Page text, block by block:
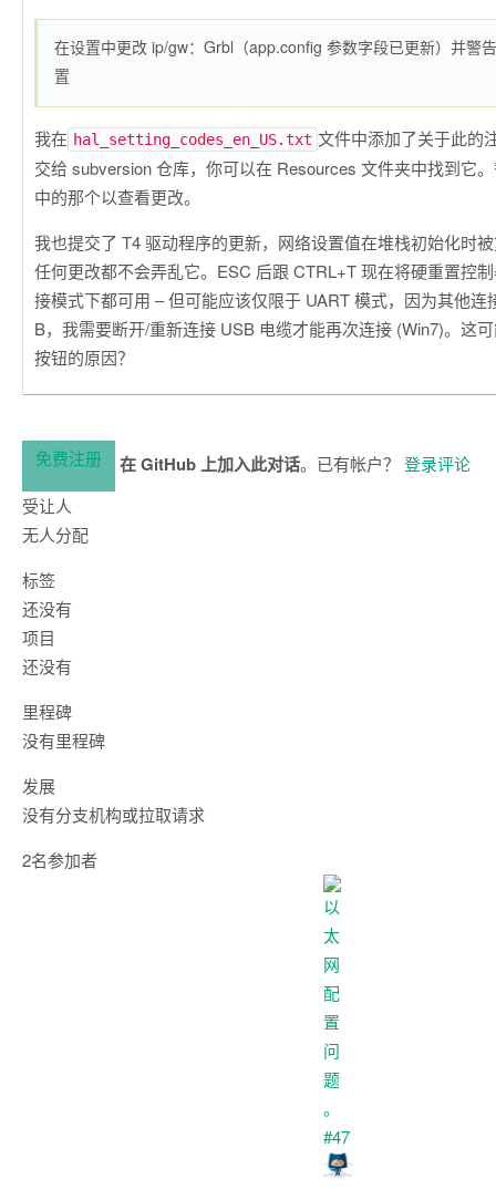
在设置中更改 ip/gw：Grbl（app.config 参数字段已更新）并警
置
我在 hal_setting_codes_en_US.txt 文件中添加了关于此的
交给 subversion 仓库，你可以在 Resources 文件夹中找到它
中的那个以查看更改。
我也提交了 T4 驱动程序的更新，网络设置值在堆栈初始化时
任何更改都不会弄乱它。ESC 后跟 CTRL+T 现在将硬重置控
接模式下都可用 – 但可能应该仅限于 UART 模式，因为其他连
B，我需要断开/重新连接 USB 电缆才能再次连接 (Win7)。这
按钮的原因？
免费注册 在 GitHub 上加入此对话。已有帐户？ 登录评论
受让人
无人分配
标签
还没有
项目
还没有
里程碑
没有里程碑
发展
没有分支机构或拉取请求
2名参加者